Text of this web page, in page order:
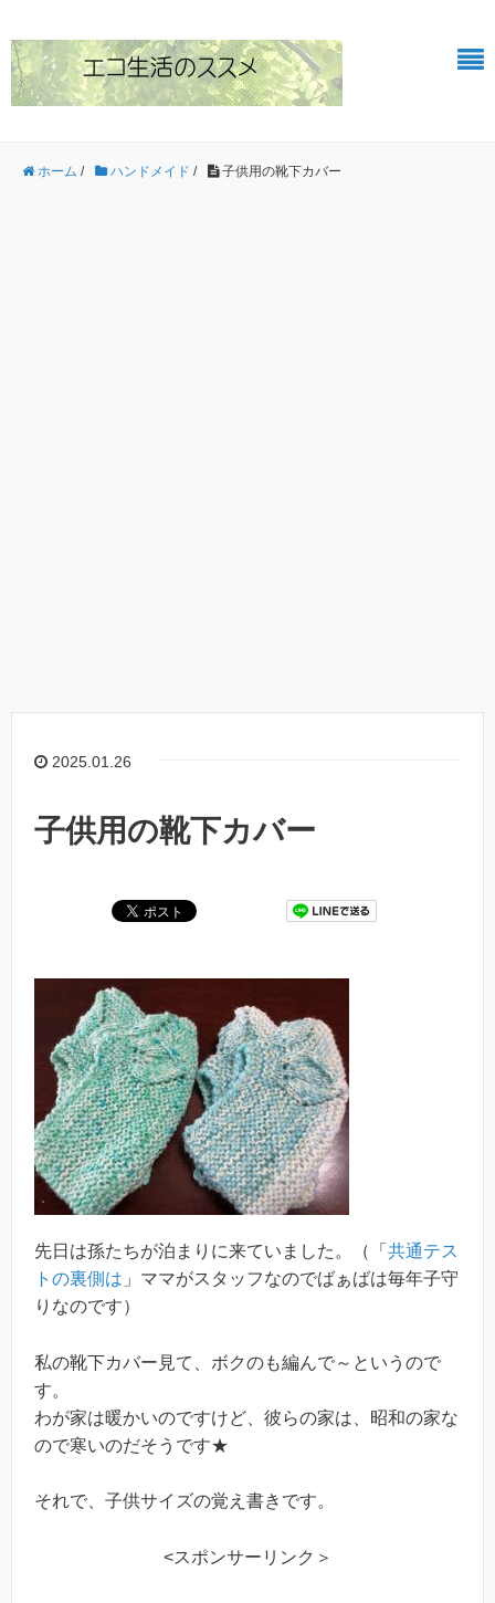
ホーム / ハンドメイド / 子供用の靴下カバー
2025.01.26
子供用の靴下カバー
先日は孫たちが泊まりに来ていました。（「 共通テス
トの裏側は 」ママがスタッフなのでばぁばは毎年子守
りなのです）
私の靴下カバー見て、ボクのも編んで～というので
す。
わが家は暖かいのですけど、彼らの家は、昭和の家な
ので寒いのだそうです★
それで、子供サイズの覚え書きです。
<スポンサーリンク＞